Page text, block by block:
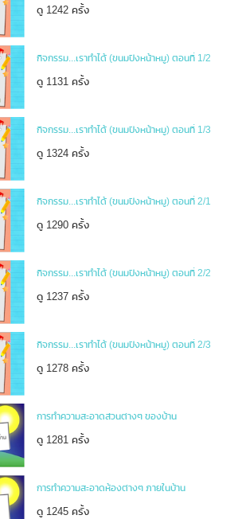
ดู 1242 ครั้ง
กิจกรรม...เราทำได้ (ขนมปังหน้าหมู) ตอนที่ 1/2
ดู 1131 ครั้ง
กิจกรรม...เราทำได้ (ขนมปังหน้าหมู) ตอนที่ 1/3
ดู 1324 ครั้ง
กิจกรรม...เราทำได้ (ขนมปังหน้าหมู) ตอนที่ 2/1
ดู 1290 ครั้ง
กิจกรรม...เราทำได้ (ขนมปังหน้าหมู) ตอนที่ 2/2
ดู 1237 ครั้ง
กิจกรรม...เราทำได้ (ขนมปังหน้าหมู) ตอนที่ 2/3
ดู 1278 ครั้ง
การทำความสะอาดส่วนต่างๆ ของบ้าน
ดู 1281 ครั้ง
การทำความสะอาดห้องต่างๆ ภายในบ้าน
ดู 1245 ครั้ง